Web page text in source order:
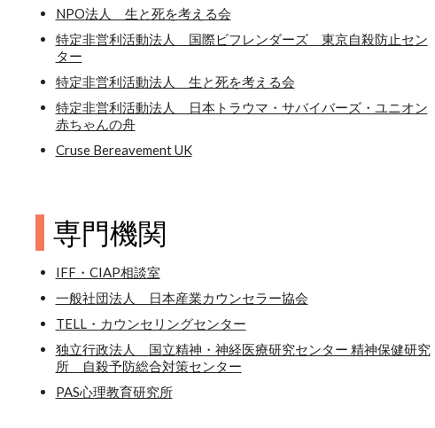
NPO法人 生と死を考える会
特定非営利活動法人 国際ビフレンダーズ 東京自殺防止セン
ター
特定非営利活動法人 生と死を考える会
特定非営利活動法人 日本トラウマ・サバイバーズ・ユニオン
赤ちゃんの舟
Cruse Bereavement UK
専門機関
IFF・CIAP相談室
一般社団法人 日本産業カウンセラー協会
TELL・カウンセリングセンター
独立行政法人 国立精神・神経医療研究センター 精神保健研究
所 自殺予防総合対策センター
PAS心理教育研究所